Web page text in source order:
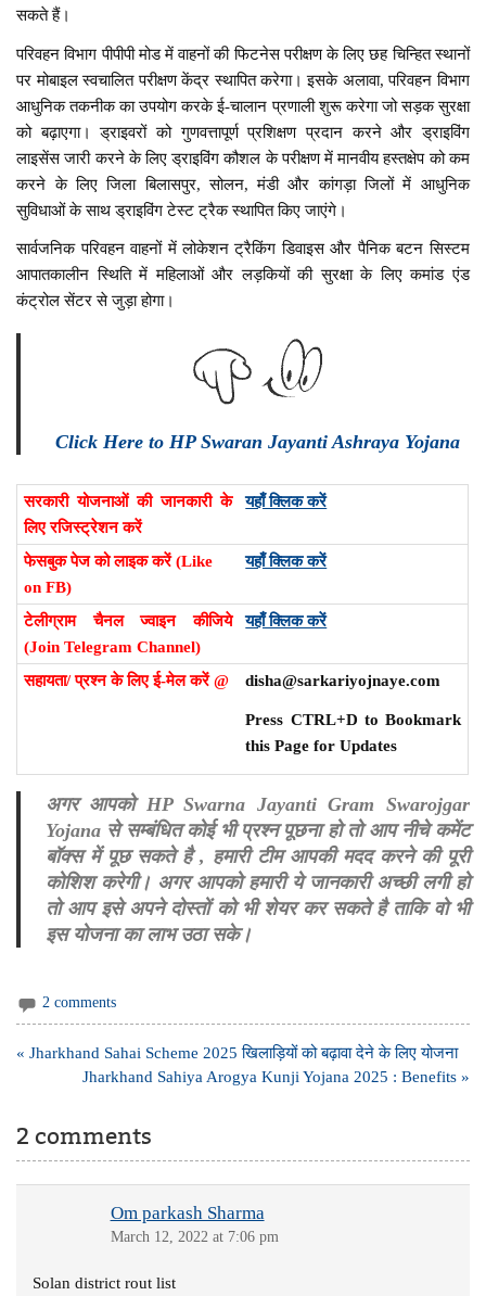
सकते हैं।
परिवहन विभाग पीपीपी मोड में वाहनों की फिटनेस परीक्षण के लिए छह चिन्हित स्थानों
पर मोबाइल स्वचालित परीक्षण केंद्र स्थापित करेगा। इसके अलावा, परिवहन विभाग
आधुनिक तकनीक का उपयोग करके ई-चालान प्रणाली शुरू करेगा जो सड़क सुरक्षा
को बढ़ाएगा। ड्राइवरों को गुणवत्तापूर्ण प्रशिक्षण प्रदान करने और ड्राइविंग
लाइसेंस जारी करने के लिए ड्राइविंग कौशल के परीक्षण में मानवीय हस्तक्षेप को कम
करने के लिए जिला बिलासपुर, सोलन, मंडी और कांगड़ा जिलों में आधुनिक
सुविधाओं के साथ ड्राइविंग टेस्ट ट्रैक स्थापित किए जाएंगे।
सार्वजनिक परिवहन वाहनों में लोकेशन ट्रैकिंग डिवाइस और पैनिक बटन सिस्टम
आपातकालीन स्थिति में महिलाओं और लड़कियों की सुरक्षा के लिए कमांड एंड
कंट्रोल सेंटर से जुड़ा होगा।
Click Here to HP Swaran Jayanti Ashraya Yojana
सरकारी योजनाओं की जानकारी के
लिए रजिस्ट्रेशन करें
यहाँ क्लिक करें
फेसबुक पेज को लाइक करें (Like
on FB)
यहाँ क्लिक करें
टेलीग्राम चैनल ज्वाइन कीजिये
(Join Telegram Channel)
यहाँ क्लिक करें
सहायता/ प्रश्न के लिए ई-मेल करें @ disha@sarkariyojnaye.com
Press CTRL+D to Bookmark
this Page for Updates
अगर आपको HP Swarna Jayanti Gram Swarojgar
Yojana से सम्बंधित कोई भी प्रश्न पूछना हो तो आप नीचे कमेंट
बॉक्स में पूछ सकते है , हमारी टीम आपकी मदद करने की पूरी
कोशिश करेगी। अगर आपको हमारी ये जानकारी अच्छी लगी हो
तो आप इसे अपने दोस्तों को भी शेयर कर सकते है ताकि वो भी
इस योजना का लाभ उठा सके।
2 comments
Post
navigation
« Jharkhand Sahai Scheme 2025 खिलाड़ियों को बढ़ावा देने के लिए योजना
Jharkhand Sahiya Arogya Kunji Yojana 2025 : Benefits »
2 comments
Om parkash Sharma
March 12, 2022 at 7:06 pm
Solan district rout list